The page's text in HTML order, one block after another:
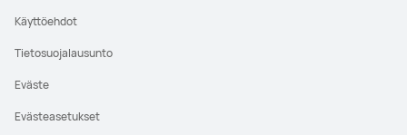
Käyttöehdot
Tietosuojalausunto
Eväste
Evästeasetukset